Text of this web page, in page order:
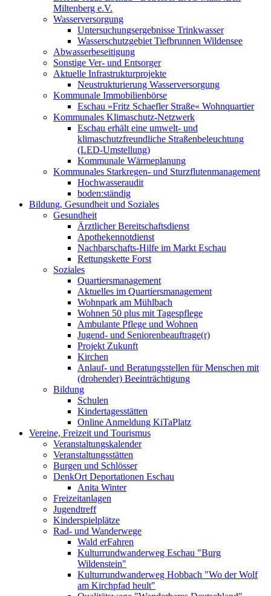
Miltenberg e.V.
Wasserversorgung
Untersuchungsergebnisse Trinkwasser
Wasserschutzgebiet Tiefbrunnen Wildensee
Abwasserbeseitigung
Sonstige Ver- und Entsorger
Aktuelle Infrastrukturprojekte
Neustrukturierung Wasserversorgung
Kommunale Immobilienbörse
Eschau »Fritz Schaefler Straße« Wohnquartier
Kommunales Klimaschutz-Netzwerk
Eschau erhält eine umwelt- und
klimaschutzfreundliche Straßenbeleuchtung
(LED-Umstellung)
Kommunale Wärmeplanung
Kommunales Starkregen- und Sturzflutenmanagement
Hochwasseraudit
boden:ständig
Bildung, Gesundheit und Soziales
Gesundheit
Ärztlicher Bereitschaftsdienst
Apothekennotdienst
Nachbarschafts-Hilfe im Markt Eschau
Rettungskette Forst
Soziales
Quartiersmanagement
Aktuelles im Quartiersmanagement
Wohnpark am Mühlbach
Wohnen 50 plus mit Tagespflege
Ambulante Pflege und Wohnen
Jugend- und Seniorenbeauftrage(r)
Projekt Zukunft
Kirchen
Anlauf- und Beratungsstellen für Menschen mit
(drohender) Beeinträchtigung
Bildung
Schulen
Kindertagesstätten
Online Anmeldung KiTaPlatz
Vereine, Freizeit und Tourismus
Veranstaltungskalender
Veranstaltungsstätten
Burgen und Schlösser
DenkOrt Deportationen Eschau
Anita Winter
Freizeitanlagen
Jugendtreff
Kinderspielplätze
Rad- und Wanderwege
Wald erFahren
Kulturrundwanderweg Eschau "Burg
Wildenstein"
Kulturrundwanderweg Hobbach "Wo der Wolf
am Kirchpfad heult"